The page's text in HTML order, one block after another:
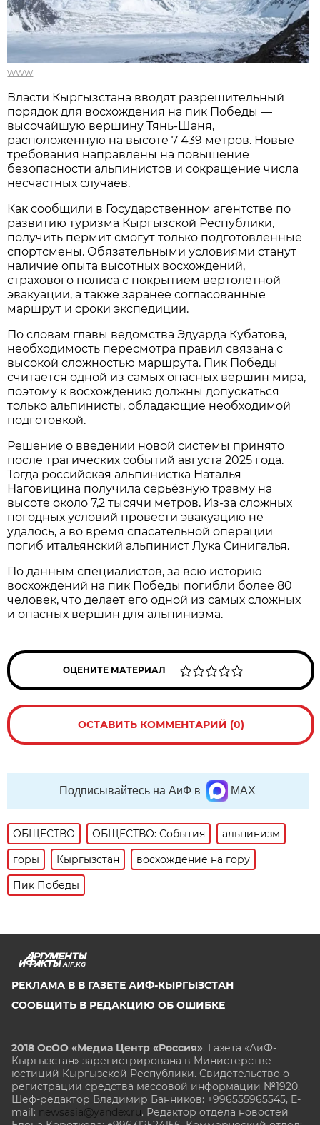
www
Власти Кыргызстана вводят разрешительный
порядок для восхождения на пик Победы —
высочайшую вершину Тянь-Шаня,
расположенную на высоте 7 439 метров. Новые
требования направлены на повышение
безопасности альпинистов и сокращение числа
несчастных случаев.
Как сообщили в Государственном агентстве по
развитию туризма Кыргызской Республики,
получить пермит смогут только подготовленные
спортсмены. Обязательными условиями станут
наличие опыта высотных восхождений,
страхового полиса с покрытием вертолётной
эвакуации, а также заранее согласованные
маршрут и сроки экспедиции.
По словам главы ведомства Эдуарда Кубатова,
необходимость пересмотра правил связана с
высокой сложностью маршрута. Пик Победы
считается одной из самых опасных вершин мира,
поэтому к восхождению должны допускаться
только альпинисты, обладающие необходимой
подготовкой.
Решение о введении новой системы принято
после трагических событий августа 2025 года.
Тогда российская альпинистка Наталья
Наговицина получила серьёзную травму на
высоте около 7,2 тысячи метров. Из-за сложных
погодных условий провести эвакуацию не
удалось, а во время спасательной операции
погиб итальянский альпинист Лука Синигалья.
По данным специалистов, за всю историю
восхождений на пик Победы погибли более 80
человек, что делает его одной из самых сложных
и опасных вершин для альпинизма.
ОЦЕНИТЕ МАТЕРИАЛ
ОСТАВИТЬ КОММЕНТАРИЙ (0)
Подписывайтесь на АиФ в MAX
ОБЩЕСТВО ОБЩЕСТВО: События
альпинизм
горы
Кыргызстан
восхождение на гору
Пик Победы
AIF.KG
РЕКЛАМА В В ГАЗЕТЕ АИФ-КЫРГЫЗСТАН
СООБЩИТЬ В РЕДАКЦИЮ ОБ ОШИБКЕ
2018 ОсОО «Медиа Центр «Россия». Газета «АиФ-
Кыргызстан» зарегистрирована в Министерстве
юстиций Кыргызской Республики. Свидетельство о
регистрации средства массовой информации №1920.
Шеф-редактор Владимир Банников: +996555965545, E-
mail: newsasia@yandex.ru. Редактор отдела новостей